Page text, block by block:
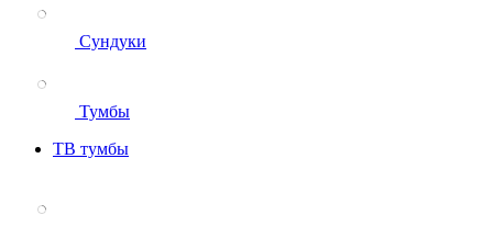
Сундуки
Тумбы
ТВ тумбы